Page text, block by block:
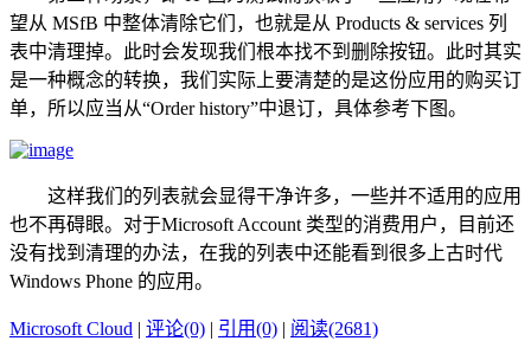
望从 MSfB 中整体清除它们，也就是从 Products & services 列
表中清理掉。此时会发现我们根本找不到删除按钮。此时其实
是一种概念的转换，我们实际上要清楚的是这份应用的购买订
单，所以应当从“Order history”中退订，具体参考下图。
这样我们的列表就会显得干净许多，一些并不适用的应用
也不再碍眼。对于Microsoft Account 类型的消费用户，目前还
没有找到清理的办法，在我的列表中还能看到很多上古时代
Windows Phone 的应用。
Microsoft Cloud | 评论(0) | 引用(0) | 阅读(2681)